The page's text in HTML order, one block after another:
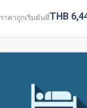
ราคาถูกเริ่มต้นที่THB